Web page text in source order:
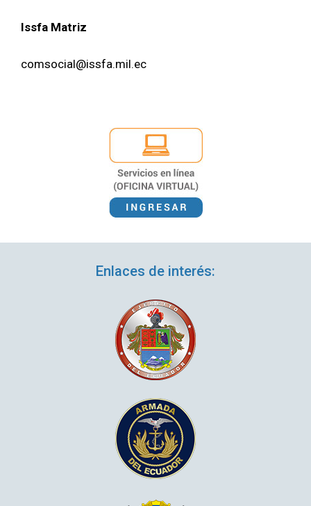
Iss­fa Matriz
comsocial@issfa.mil.ec
Enlaces de interés: